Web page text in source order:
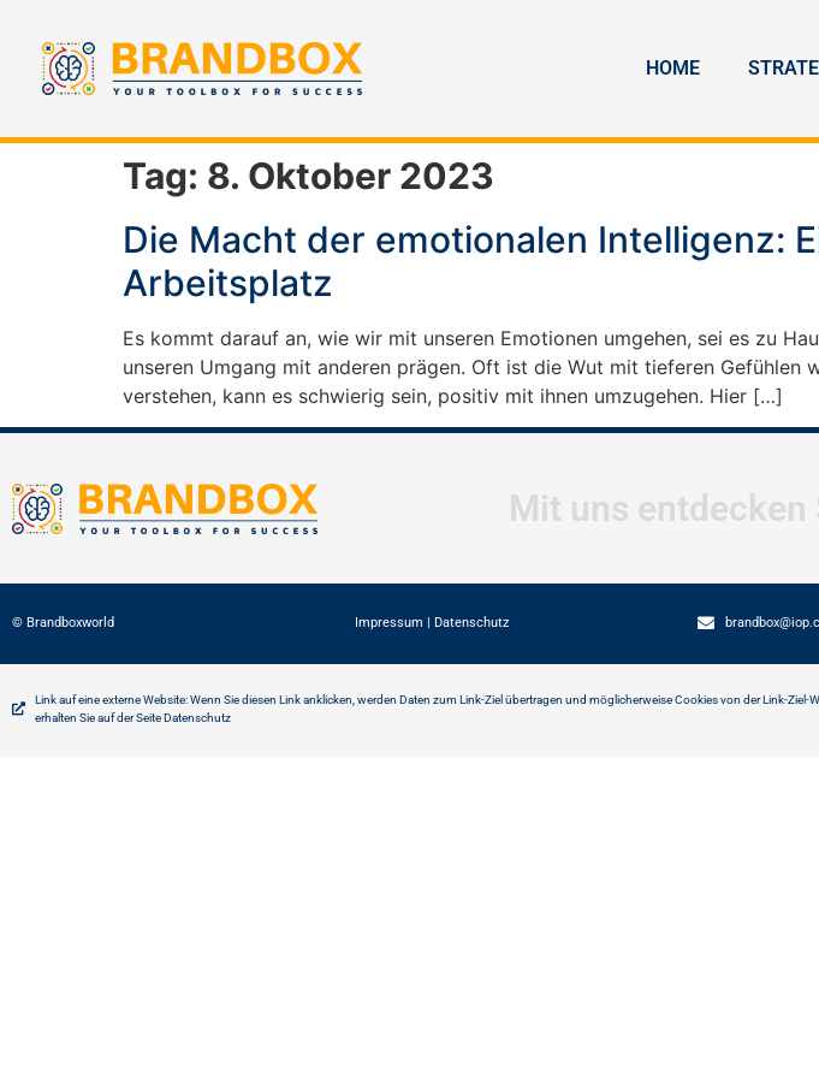
HOME
Tag: 8. Oktober 2023
Die Macht der emotionalen Intelligenz:
Arbeitsplatz
Es kommt darauf an, wie wir mit unseren Emotionen umgehen, sei es zu
unseren Umgang mit anderen prägen. Oft ist die Wut mit tieferen
verstehen, kann es schwierig sein, positiv mit ihnen umzugehen. Hier […]
Mit uns
© Brandboxworld Impressum Datenschutz
Link auf eine externe Website: Wenn Sie diesen Link anklicken, werden Daten zum Link-Ziel übertragen und möglicherweise Cookies von der Link-
erhalten Sie auf der Seite Datenschutz